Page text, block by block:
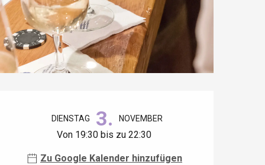
DIENSTAG 3. NOVEMBER
Von 19:30 bis zu 22:30
Zu Google Kalender hinzufügen